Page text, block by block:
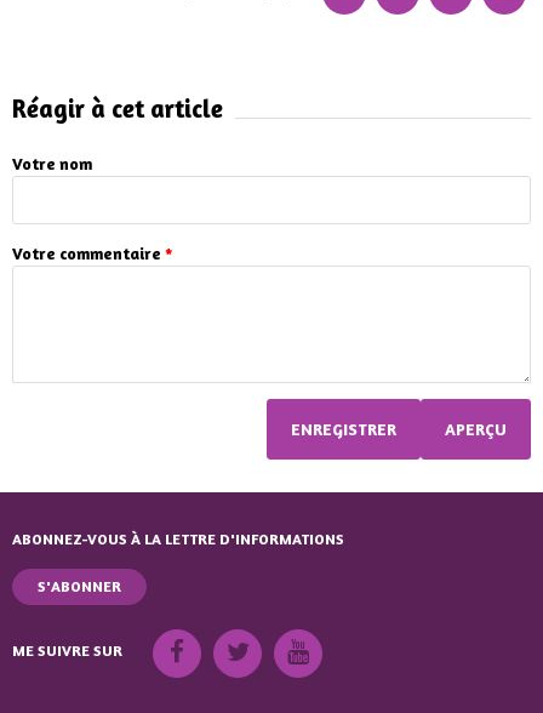
Réagir à cet article
Votre nom
Votre commentaire *
ABONNEZ-VOUS À LA LETTRE D'INFORMATIONS
S'ABONNER
ME SUIVRE SUR